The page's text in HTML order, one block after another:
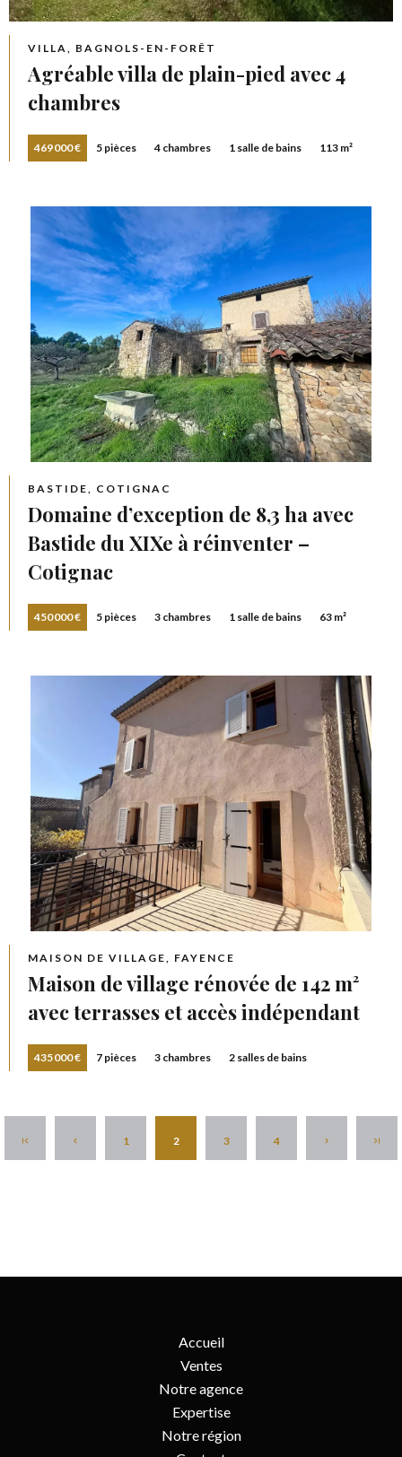
VILLA, BAGNOLS-EN-FORÊT
Agréable villa de plain-pied avec 4
chambres
469 000 € 5 pièces 4 chambres 1 salle de bains 113 m²
BASTIDE, COTIGNAC
Domaine d’exception de 8,3 ha avec
Bastide du XIXe à réinventer –
Cotignac
450 000 € 5 pièces 3 chambres 1 salle de bains 63 m²
MAISON DE VILLAGE, FAYENCE
Maison de village rénovée de 142 m²
avec terrasses et accès indépendant
435 000 € 7 pièces 3 chambres 2 salles de bains
1 2 3 4
Accueil
Ventes
Notre agence
Expertise
Notre région